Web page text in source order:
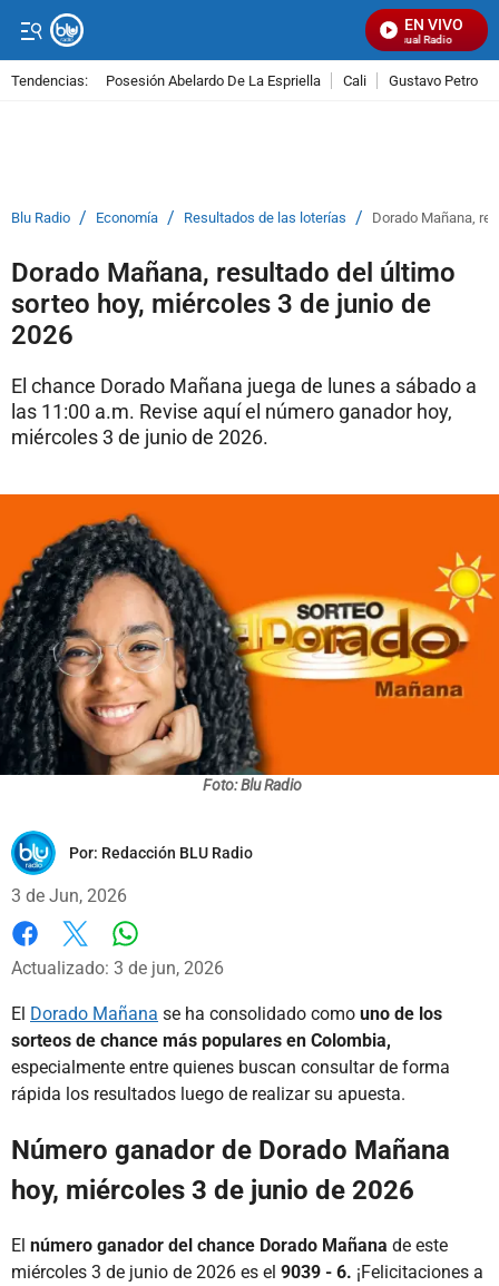
EN VIVO
Señal Visual Radio
Tendencias: Posesión Abelardo De La Espriella Cali Gustavo Petro
Blu Radio / Economía / Resultados de las loterías / Dorado Mañana,
Dorado Mañana, resultado del último
sorteo hoy, miércoles 3 de junio de
2026
El chance Dorado Mañana juega de lunes a sábado a
las 11:00 a.m. Revise aquí el número ganador hoy,
miércoles 3 de junio de 2026.
Foto: Blu Radio
Por: Redacción BLU Radio
3 de Jun, 2026
Facebook
X
Actualizado: 3 de jun, 2026
El Dorado Mañana se ha consolidado como uno de los
sorteos de chance más populares en Colombia,
especialmente entre quienes buscan consultar de forma
rápida los resultados luego de realizar su apuesta.
Número ganador de Dorado Mañana
hoy, miércoles 3 de junio de 2026
El número ganador del chance Dorado Mañana de este
miércoles 3 de junio de 2026 es el 9039 - 6. ¡Felicitaciones a